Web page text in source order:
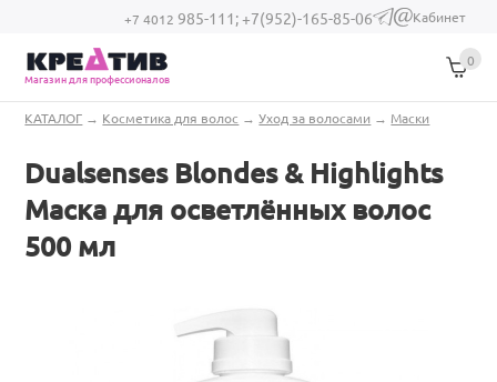
Перейти к основному содержанию
+7 4012 985-111;+7(952)-165-85-06
(link sends e-
Кабинет
Магазин для профессионалов
0
Вы здесь
КАТАЛОГ → Косметика для волос →Уход за волосами → Маски
Dualsenses Blondes & Highlights
Маска для осветлённых волоc
500 мл